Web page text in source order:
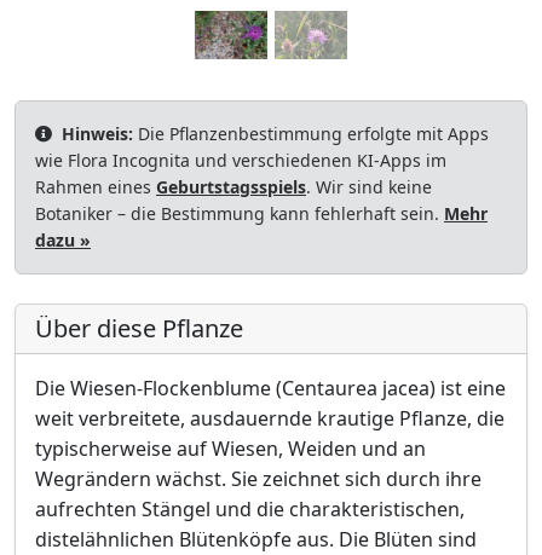
Hinweis: Die Pflanzenbestimmung erfolgte mit Apps
wie Flora Incognita und verschiedenen KI-Apps im
Rahmen eines Geburtstagsspiels. Wir sind keine
Botaniker – die Bestimmung kann fehlerhaft sein. Mehr
dazu »
Über diese Pflanze
Die Wiesen-Flockenblume (Centaurea jacea) ist eine
weit verbreitete, ausdauernde krautige Pflanze, die
typischerweise auf Wiesen, Weiden und an
Wegrändern wächst. Sie zeichnet sich durch ihre
aufrechten Stängel und die charakteristischen,
distelähnlichen Blütenköpfe aus. Die Blüten sind